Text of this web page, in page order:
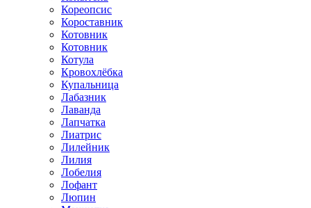
Кореопсис
Короставник
Котовник
Котовник
Котула
Кровохлёбка
Купальница
Лабазник
Лаванда
Лапчатка
Лиатрис
Лилейник
Лилия
Лобелия
Лофант
Люпин